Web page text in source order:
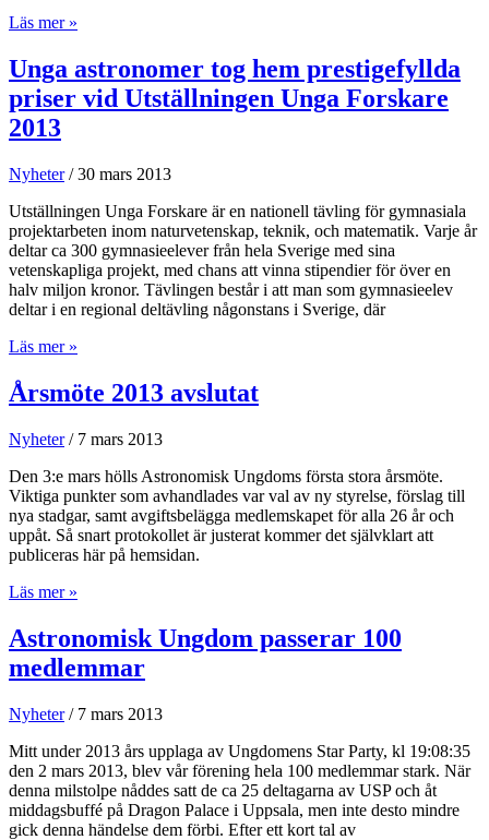
Odd
tilldelad
Astronomisk
Ungdoms
Hedersstipendium
2013
Läs mer »
Unga astronomer tog hem prestigefyllda
priser vid Utställningen Unga Forskare
2013
Nyheter/30 mars 2013
Utställningen Unga Forskare är en nationell tävling för gymnasiala
projektarbeten inom naturvetenskap, teknik, och matematik. Varje år
deltar ca 300 gymnasieelever från hela Sverige med sina
vetenskapliga projekt, med chans att vinna stipendier för över en
halv miljon kronor. Tävlingen består i att man som gymnasieelev
deltar i en regional deltävling någonstans i Sverige, där
Unga
tog
hem
priser
Utställningen
Unga
Forskare
2013
Läs mer »
Årsmöte 2013 avslutat
Nyheter/ 7 mars 2013
Den 3:e mars hölls Astronomisk Ungdoms första stora årsmöte.
Viktiga punkter som avhandlades var val av ny styrelse, förslag till
nya stadgar, samt avgiftsbelägga medlemskapet för alla 26 år och
uppåt. Så snart protokollet är justerat kommer det självklart att
publiceras här på hemsidan.
Årsmöte
avslutat
Läs mer »
Astronomisk Ungdom passerar 100
medlemmar
Nyheter/ 7 mars 2013
Mitt under 2013 års upplaga av Ungdomens Star Party, kl 19:08:35
den 2 mars 2013, blev vår förening hela 100 medlemmar stark. När
denna milstolpe nåddes satt de ca 25 deltagarna av USP och åt
middagsbuffé på Dragon Palace i Uppsala, men inte desto mindre
gick denna händelse dem förbi. Efter ett kort tal av